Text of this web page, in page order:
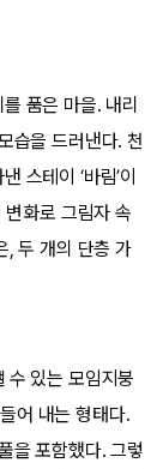
품은 마을. 내리
습을 드러낸다. 천
스테이 ‘바림’이
화로 그림자 속
, 두 개의 단층 가
수 있는 모임지붕
어 내는 형태다.
을 포함했다. 그렇